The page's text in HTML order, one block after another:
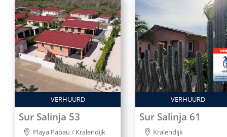
VERHUURD
Sur Salinja 53
Playa Pabau / Kralendijk
VERHUURD
Sur Salinja 61
Kralendijk